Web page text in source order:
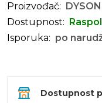
Proizvođač:
DYSON
Dostupnost:
Isporuka: po
Dostupnost